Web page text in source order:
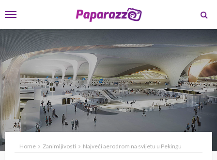
Home Zanimljivosti Najveći aerodrom na svijetu u Pekingu